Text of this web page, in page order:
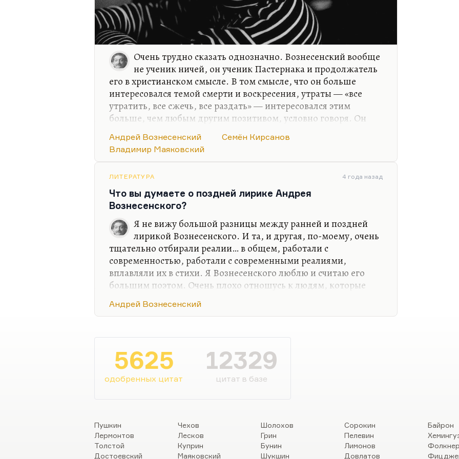
Очень трудно сказать однозначно. Вознесенский вообще
не ученик ничей, он ученик Пастернака и продолжатель
его в христианском смысле. В том смысле, что он больше
интересовался темой смерти и воскресения, утраты — «все
утратить, все сжечь, все раздать» — интересовался этим
больше, чем любым другим позитивом, условно говоря. Он
технически. Что касается формы — не знаю, трудно сказать.
Мне кажется, его форма вообще в достаточной степени
западной поэзии. Очаровательного кирсановского штукарства
я у него почти не нахожу. Ну разве что в «изопах», «Опытах
изобразительной поэзии». Вознесенский же…
Андрей Вознесенский
Семён Кирсанов
Владимир Маяковский
ЛИТЕРАТУРА 4 года назад
Что вы думаете о поздней лирике Андрея
Вознесенского?
Я не вижу большой разницы между ранней и поздней
лирикой Вознесенского. И та, и другая, по-моему, очень
тщательно отбирали реалии… в общем, работали с
современностью, работали с современными реалиями,
вплавляли их в стихи. Я Вознесенского люблю и считаю его
большим поэтом. Очень плохо отношусь к людям, которые
советского шестидесятничества», то «экспортным вариантом
У Вознесенского было несколько стихотворений
исключительно высокой пробы. Я скажу даже странную
штуку. Совпадаю я здесь, кстати, с другим очень хорошим
критиком, часто мною упоминаемым — Владимиром…
Андрей Вознесенский
5625
одобренных цитат
12329
цитат в базе
Пушкин
Лермонтов
Толстой
Достоевский
Чехов
Лесков
Куприн
Маяковский
Шолохов
Грин
Бунин
Шукшин
Сорокин
Пелевин
Лимонов
Довлатов
Байрон
Фолкнер